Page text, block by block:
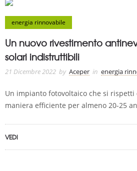
energia rinnovabile
Un nuovo rivestimento
solari indistruttibili
21 Dicembre 2022 by Aceper in energia
Un impianto fotovoltaico che si
maniera efficiente per almeno 20-25
VEDI